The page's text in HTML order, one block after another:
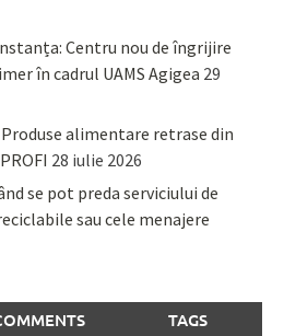
Centru nou de îngrijire
în cadrul UAMS Agigea 29
alimentare retrase din
28 iulie 2026
se pot preda serviciului de
sau cele menajere
TAGS